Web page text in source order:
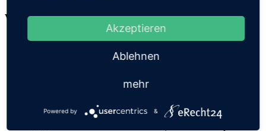
Vivid Prime
drei Monate kostenlos, dann 9,90 Euro im Monat
Bis zu 15 kostenlose Unterkonten/Pockets mit separaten
kostenlose Bargeldabhebung weltweit ab 50 Euro und bis zu
erste Metallkarte gratis
Akzeptieren
Ablehnen
mehr
Powered by &